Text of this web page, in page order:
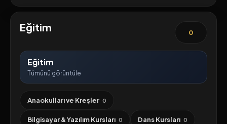
Eğitim 0
Eğitim
Tümünü görüntüle
Anaokulları ve Kreşler 0
Bilgisayar & Yazılım Kursları 0 Dans Kursları 0